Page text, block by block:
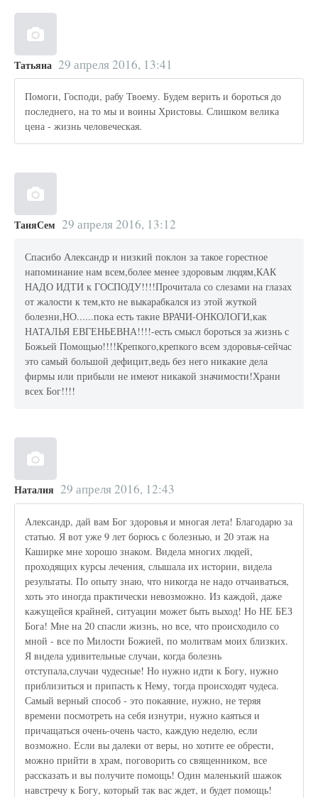
Татьяна 29 апреля 2016, 13:41
Помоги, Господи, рабу Твоему. Будем верить и бороться до
последнего, на то мы и воины Христовы. Слишком велика
цена - жизнь человеческая.
ТаняСем 29 апреля 2016, 13:12
Спасибо Александр и низкий поклон за такое горестное
напоминание нам всем,более менее здоровым людям,КАК
НАДО ИДТИ к ГОСПОДУ!!!!Прочитала со слезами на глазах
от жалости к тем,кто не выкарабкался из этой жуткой
болезни,НО......пока есть такие ВРАЧИ-ОНКОЛОГИ,как
НАТАЛЬЯ ЕВГЕНЬЕВНА!!!!-есть смысл бороться за жизнь с
Божьей Помощью!!!!Крепкого,крепкого всем здоровья-сейчас
это самый большой дефицит,ведь без него никакие дела
фирмы или прибыли не имеют никакой значимости!Храни
всех Бог!!!!
Наталия 29 апреля 2016, 12:43
Александр, дай вам Бог здоровья и многая лета! Благодарю за
статью. Я вот уже 9 лет борюсь с болезнью, и 20 этаж на
Каширке мне хорошо знаком. Видела многих людей,
проходящих курсы лечения, слышала их истории, видела
результаты. По опыту знаю, что никогда не надо отчаиваться,
хоть это иногда практически невозможно. Из каждой, даже
кажущейся крайней, ситуации может быть выход! Но НЕ БЕЗ
Бога! Мне на 20 спасли жизнь, но все, что происходило со
мной - все по Милости Божией, по молитвам моих близких.
Я видела удивительные случаи, когда болезнь
отступала,случаи чудесные! Но нужно идти к Богу, нужно
приблизиться и припасть к Нему, тогда происходят чудеса.
Самый верный способ - это покаяние, нужно, не теряя
времени посмотреть на себя изнутри, нужно каяться и
причащаться очень-очень часто, каждую неделю, если
возможно. Если вы далеки от веры, но хотите ее обрести,
можно прийти в храм, поговорить со священником, все
рассказать и вы получите помощь! Один маленький шажок
навстречу к Богу, который так вас ждет, и будет помощь!